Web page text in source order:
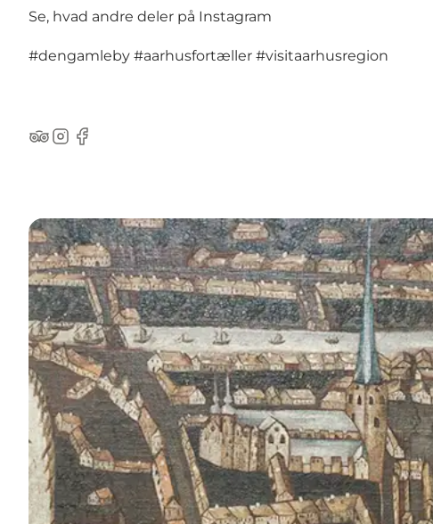
Se, hvad andre deler på Instagram
#dengamleby #aarhusfortæller #visitaarhusregion
TripAdvisor
Instagram
Facebook